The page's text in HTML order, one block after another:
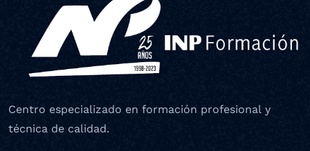
Centro especializado en formación profesional y
técnica de calidad.